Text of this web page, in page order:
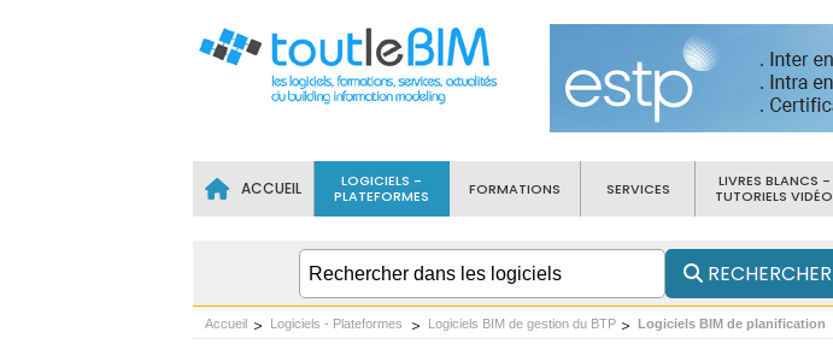
ACCUEIL
LOGICIELS -
PLATEFORMES
FORMATIONS SERVICES
LIVRES BLANCS -
TUTORIELS VIDÉO
RECHERCHER
Accueil Logiciels - Plateformes Logiciels BIM de gestion du BTP Logiciels BIM de planification